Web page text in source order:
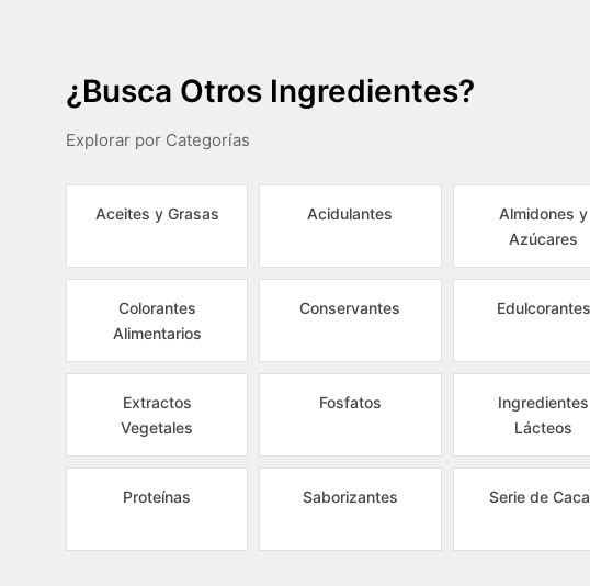
¿Busca Otros Ingredientes?
Explorar por Categorías
Aceites y Grasas Acidulantes
Almidones y
Azúcares
Colorantes
Alimentarios
Conservantes Edulcorantes
Extractos
Vegetales
Fosfatos
Ingredientes
Lácteos
Proteínas Saborizantes Serie de